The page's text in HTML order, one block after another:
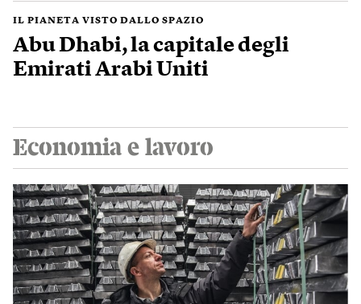
IL PIANETA VISTO DALLO SPAZIO
Abu Dhabi, la capitale degli
Emirati Arabi Uniti
Economia e lavoro